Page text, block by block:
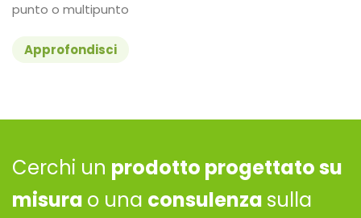
punto o multipunto
Approfondisci
Cerchi un prodotto progettato su
misura o una consulenza sulla